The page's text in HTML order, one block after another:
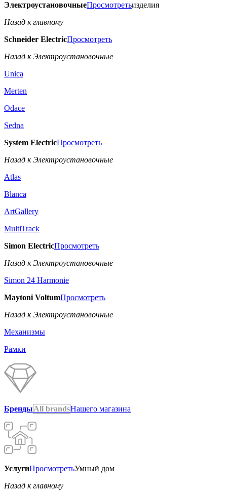
ЭлектроустановочныеПросмотретьизделия
Назад к главному
Schneider ElectricПросмотреть
Назад к Электроустановочные
Unica
Merten
Odace
Sedna
System ElectricПросмотреть
Назад к Электроустановочные
Atlas
Blanca
ArtGallery
MultiTrack
Simon ElectricПросмотреть
Назад к Электроустановочные
Simon 24 Harmonie
Maytoni VoltumПросмотреть
Назад к Электроустановочные
Механизмы
Рамки
БрендыAll brandsНашего магазина
УслугиПросмотретьУмный дом
Назад к главному